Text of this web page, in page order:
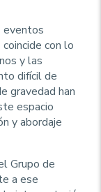
eventos
con lo
y las
difícil de
gravedad han
espacio
y abordaje
Grupo de
a ese